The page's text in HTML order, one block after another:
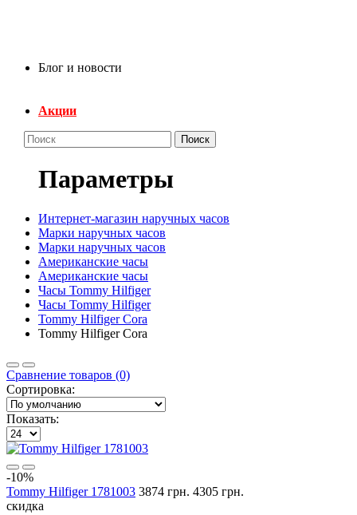
Блог и новости
Акции
Поиск
Параметры
Интернет-магазин наручных часов
Марки наручных часов
Марки наручных часов
Американские часы
Американские часы
Часы Tommy Hilfiger
Часы Tommy Hilfiger
Tommy Hilfiger Cora
Tommy Hilfiger Cora
Сравнение товаров (0)
Сортировка:
Показать:
-10%
Tommy Hilfiger 1781003 3874 грн. 4305 грн.
скидка